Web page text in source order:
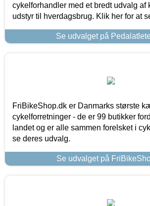
cykelforhandler med et bredt udvalg af
udstyr til hverdagsbrug. Klik her for at
Se udvalget på
FriBikeShop.dk er Danmarks største
cykelforretninger - de er 99 butikker
landet og er alle sammen forelsket i
se deres udvalg.
Se udvalget på